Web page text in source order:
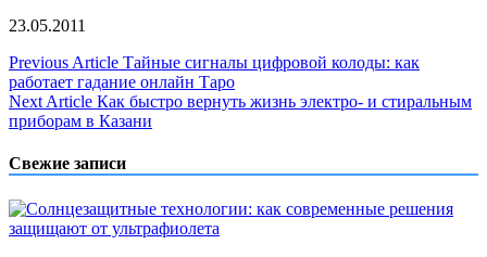
23.05.2011
Навигация
по
записям
Previous Article Тайные сигналы цифровой колоды: как
работает гадание онлайн Таро
Next Article Как быстро вернуть жизнь электро- и стиральным
приборам в Казани
Свежие записи